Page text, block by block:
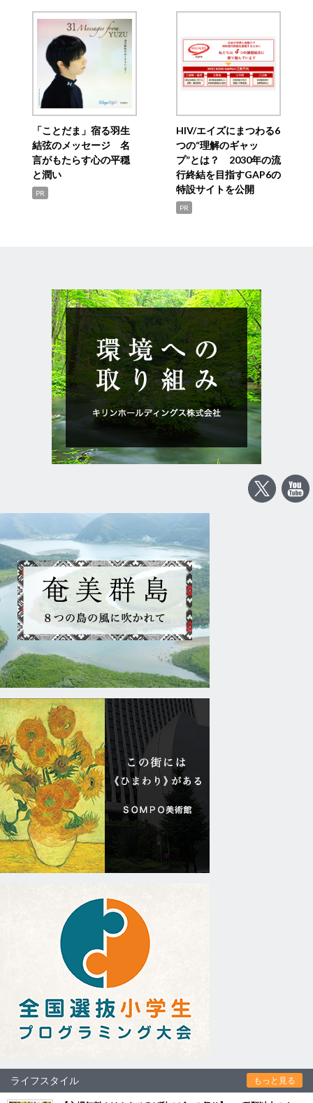
「ことだま」宿る羽生
結弦のメッセージ 名
言がもたらす心の平穏
と潤い
PR
HIV/エイズにまつわる6
つの“理解のギャッ
プ”とは？ 2030年の流
行終結を目指すGAP6の
特設サイトを公開
PR
ライフスタイル もっと見る